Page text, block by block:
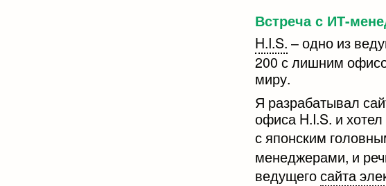
Встреча с ИТ-
H.I.S. – одно из
200 с лишним
миру.
Я разрабатывал
офиса H.I.S. и
с японским
менеджерами, и
ведущегосайта